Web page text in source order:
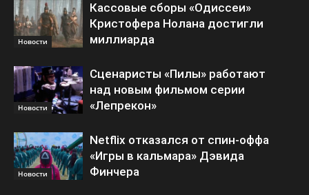
Новости
Кассовые сборы «Одиссеи»
Кристофера Нолана достигли
миллиарда
Новости
Сценаристы «Пилы» работают
над новым фильмом серии
«Лепрекон»
Новости
Netflix отказался от спин-оффа
«Игры в кальмара» Дэвида
Финчера